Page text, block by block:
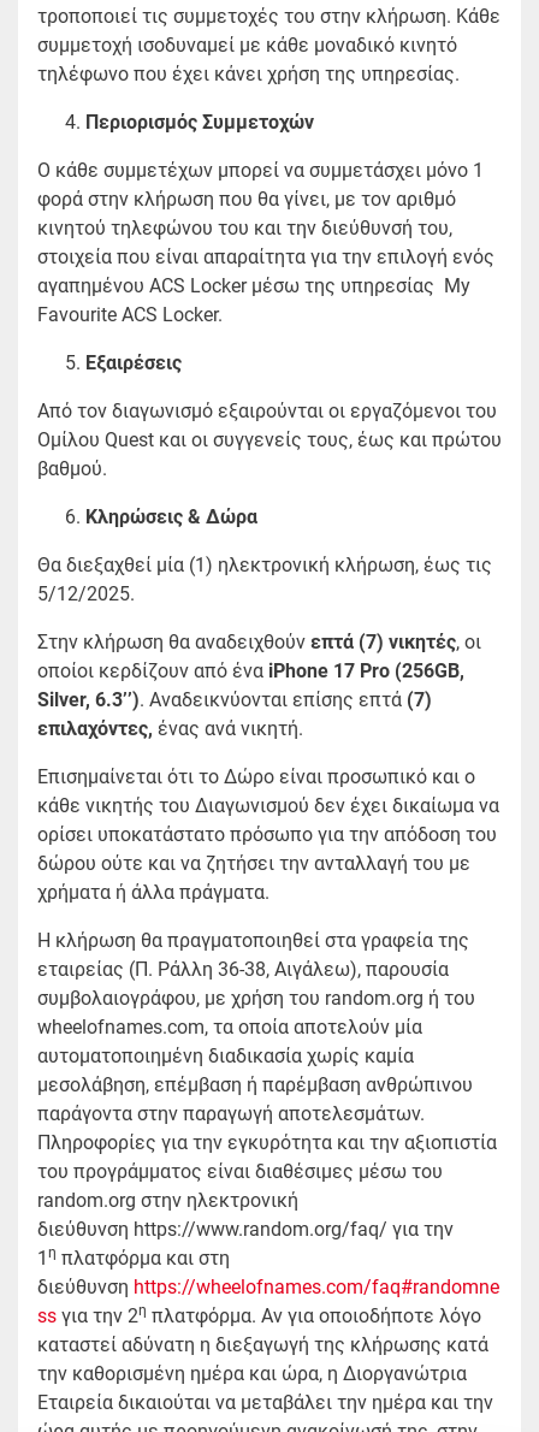
τροποποιεί τις συμμετοχές του στην κλήρωση. Κάθε
συμμετοχή ισοδυναμεί με κάθε μοναδικό κινητό
τηλέφωνο που έχει κάνει χρήση της υπηρεσίας.
Περιορισμός Συμμετοχών
Ο κάθε συμμετέχων μπορεί να συμμετάσχει μόνο 1
φορά στην κλήρωση που θα γίνει, με τον αριθμό
κινητού τηλεφώνου του και την διεύθυνσή του,
στοιχεία που είναι απαραίτητα για την επιλογή ενός
αγαπημένου ACS Locker μέσω της υπηρεσίας My
Favourite ACS Locker.
Εξαιρέσεις
Από τον διαγωνισμό εξαιρούνται οι εργαζόμενοι του
Ομίλου Quest και οι συγγενείς τους, έως και πρώτου
βαθμού.
Κληρώσεις & Δώρα
Θα διεξαχθεί μία (1) ηλεκτρονική κλήρωση, έως τις
5/12/2025.
Στην κλήρωση θα αναδειχθούν επτά (7) νικητές, οι
οποίοι κερδίζουν από ένα iPhone 17 Pro (256GB,
Silver, 6.3’’). Αναδεικνύονται επίσης επτά (7)
επιλαχόντες, ένας ανά νικητή.
Επισημαίνεται ότι το Δώρο είναι προσωπικό και ο
κάθε νικητής του Διαγωνισμού δεν έχει δικαίωμα να
ορίσει υποκατάστατο πρόσωπο για την απόδοση του
δώρου ούτε και να ζητήσει την ανταλλαγή του με
χρήματα ή άλλα πράγματα.
Η κλήρωση θα πραγματοποιηθεί στα γραφεία της
εταιρείας (Π. Ράλλη 36-38, Αιγάλεω), παρουσία
συμβολαιογράφου, με χρήση του random.org ή του
wheelofnames.com, τα οποία αποτελούν μία
αυτοματοποιημένη διαδικασία χωρίς καμία
μεσολάβηση, επέμβαση ή παρέμβαση ανθρώπινου
παράγοντα στην παραγωγή αποτελεσμάτων.
Πληροφορίες για την εγκυρότητα και την αξιοπιστία
του προγράμματος είναι διαθέσιμες μέσω του
random.org στην ηλεκτρονική
διεύθυνση https://www.random.org/faq/ για την
1 η πλατφόρμα και στη
διεύθυνση https://wheelofnames.com/faq#randomne
ss για την 2η πλατφόρμα. Αν για οποιοδήποτε λόγο
καταστεί αδύνατη η διεξαγωγή της κλήρωσης κατά
την καθορισμένη ημέρα και ώρα, η Διοργανώτρια
Εταιρεία δικαιούται να μεταβάλει την ημέρα και την